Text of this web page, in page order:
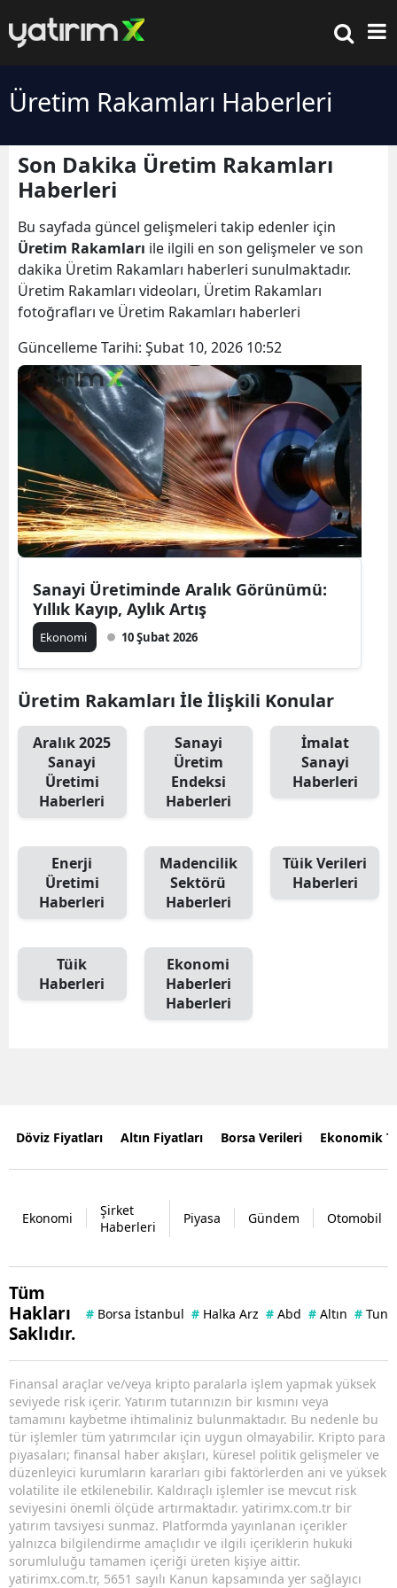
Üretim Rakamları Haberleri
Son Dakika Üretim Rakamları
Haberleri
Bu sayfada güncel gelişmeleri takip edenler için
Üretim Rakamları ile ilgili en son gelişmeler ve son
dakika Üretim Rakamları haberleri sunulmaktadır.
Üretim Rakamları videoları, Üretim Rakamları
fotoğrafları ve Üretim Rakamları haberleri
Güncelleme Tarihi: Şubat 10, 2026 10:52
Sanayi Üretiminde Aralık Görünümü:
Yıllık Kayıp, Aylık Artış
Ekonomi 10 Şubat 2026
Üretim Rakamları İle İlişkili Konular
Aralık 2025
Sanayi
Üretimi
Haberleri
Sanayi
Üretim
Endeksi
Haberleri
İmalat
Sanayi
Haberleri
Enerji
Üretimi
Haberleri
Madencilik
Sektörü
Haberleri
Tüik Verileri
Haberleri
Tüik
Haberleri
Ekonomi
Haberleri
Haberleri
Döviz Fiyatları Altın Fiyatları Borsa Verileri Ekonomik
Ekonomi
Şirket
Haberleri
Piyasa Gündem Otomobil
Tüm
Hakları
Saklıdır.
# Borsa İstanbul # Halka Arz # Abd # Altın #
Finansal araçlar ve/veya kripto paralarla işlem yapmak yüksek
seviyede risk içerir. Yatırım tutarınızın bir kısmını veya
tamamını kaybetme ihtimaliniz bulunmaktadır. Bu nedenle bu
tür işlemler tüm yatırımcılar için uygun olmayabilir. Kripto para
piyasaları; finansal haber akışları, küresel politik gelişmeler ve
düzenleyici kurumların kararları gibi faktörlerden ani ve yüksek
volatilite ile etkilenebilir. Kaldıraçlı işlemler ise mevcut risk
seviyesini önemli ölçüde artırmaktadır. yatirimx.com.tr bir
yatırım tavsiyesi sunmaz. Platformda yayınlanan içerikler
yalnızca bilgilendirme amaçlıdır ve ilgili içeriklerin hukuki
sorumluluğu tamamen içeriği üreten kişiye aittir.
yatirimx.com.tr, 5651 sayılı Kanun kapsamında yer sağlayıcı